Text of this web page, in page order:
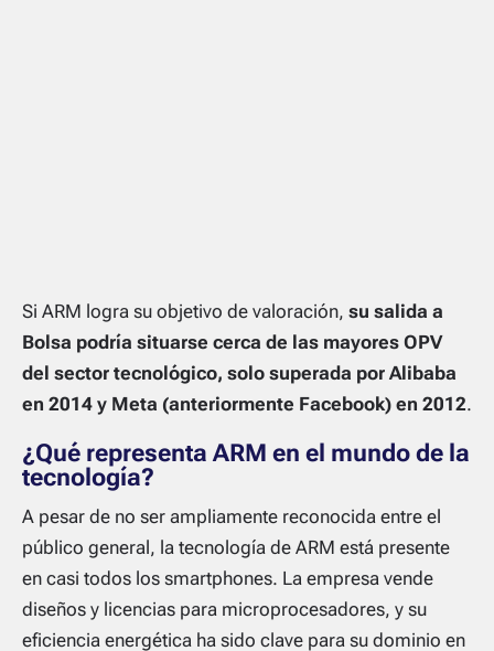
Si ARM logra su objetivo de valoración, su salida a
Bolsa podría situarse cerca de las mayores OPV
del sector tecnológico, solo superada por Alibaba
en 2014 y Meta (anteriormente Facebook) en 2012.
¿Qué representa ARM en el mundo de la
tecnología?
A pesar de no ser ampliamente reconocida entre el
público general, la tecnología de ARM está presente
en casi todos los smartphones. La empresa vende
diseños y licencias para microprocesadores, y su
eficiencia energética ha sido clave para su dominio en